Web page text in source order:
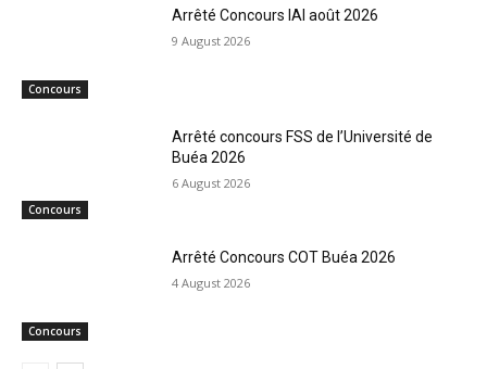
Concours
Arrêté Concours IAI août 2026
9 August 2026
Concours
Arrêté concours FSS de l’Université de
Buéa 2026
6 August 2026
Concours
Arrêté Concours COT Buéa 2026
4 August 2026